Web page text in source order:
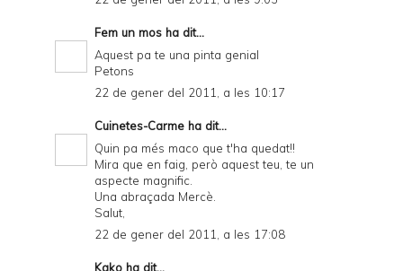
Fem un mos ha dit...
Aquest pa te una pinta genial
Petons
22 de gener del 2011, a les 10:17
Cuinetes-Carme ha dit...
Quin pa més maco que t'ha quedat!!
Mira que en faig, però aquest teu, te un
aspecte magnific.
Una abraçada Mercè.
Salut,
22 de gener del 2011, a les 17:08
Kako ha dit...